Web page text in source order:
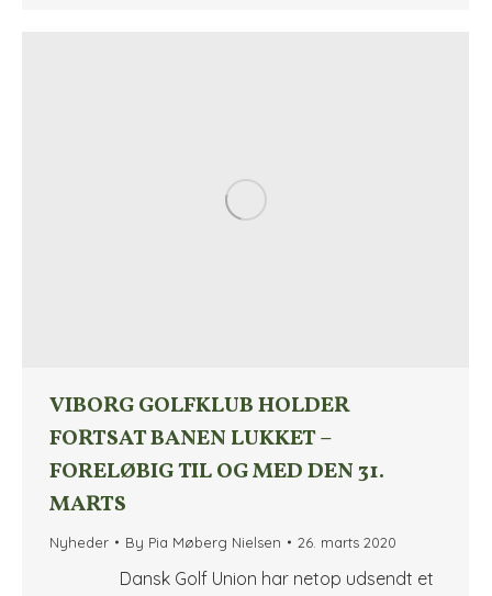
VIBORG GOLFKLUB HOLDER
FORTSAT BANEN LUKKET –
FORELØBIG TIL OG MED DEN 31.
MARTS
Nyheder By Pia Møberg Nielsen 26. marts 2020
Dansk Golf Union har netop udsendt et